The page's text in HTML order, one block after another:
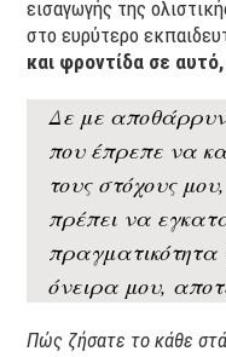
εισαγωγής της
στο ευρύτερο
και φροντίδα σε
Δε με
που έπρεπε να
τους στόχους
πρέπει να
όνειρα μου,
Πώς ζήσατε το κάθε